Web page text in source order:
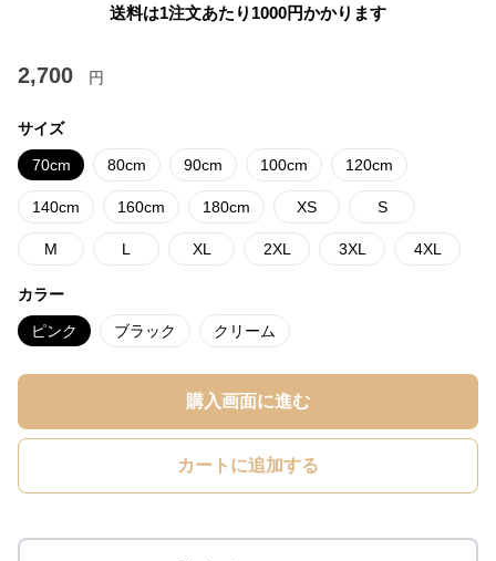
送料は1注文あたり 1000円かかります
2,700 円
サイズ
70cm 80cm 90cm 100cm 120cm
140cm 160cm 180cm XS S
M L XL 2XL 3XL 4XL
カラー
ピンク ブラック クリーム
購入画面に進む
カートに追加する